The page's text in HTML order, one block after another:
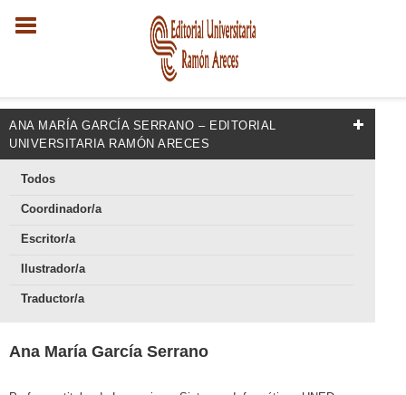
ANA MARÍA GARCÍA SERRANO – EDITORIAL
UNIVERSITARIA RAMÓN ARECES
Todos
Coordinador/a
Escritor/a
Ilustrador/a
Traductor/a
Ana María García Serrano